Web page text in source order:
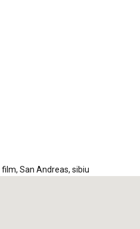
film, San Andreas, sibiu